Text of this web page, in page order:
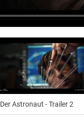
Der Astronaut - Trailer 2